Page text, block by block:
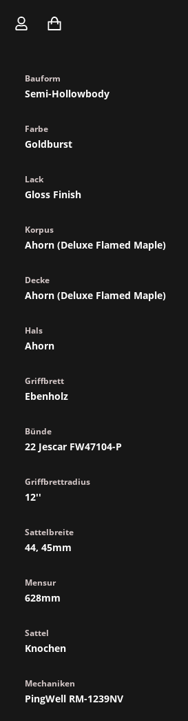
Marke
Bauform
Semi-Hollowbody
Farbe
Goldburst
Lack
Gloss Finish
Korpus
Ahorn (Deluxe Flamed Maple)
Decke
Ahorn (Deluxe Flamed Maple)
Hals
Ahorn
Griffbrett
Ebenholz
Bünde
22 Jescar FW47104-P
Griffbrettradius
12''
Sattelbreite
44, 45mm
Mensur
628mm
Sattel
Knochen
Mechaniken
PingWell RM-1239NV